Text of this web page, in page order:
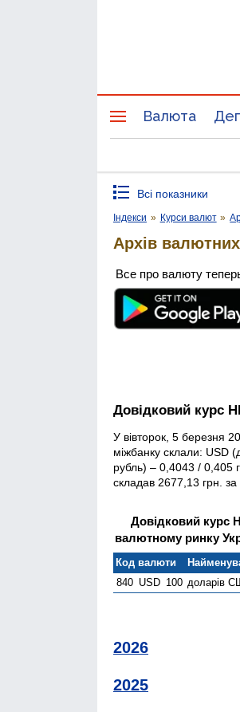
Валюта
Всі показники
Індекси » Курси валют »
Архів валютних
Все про валюту
Довідковий курс
У вівторок, 5 березня
міжбанку склали: USD
рубль) – 0,4043 / 0,405
складав 2677,13 грн. за
Довідковий курс
валютному ринку
Код валюти
840 USD 100 доларів
2026
2025